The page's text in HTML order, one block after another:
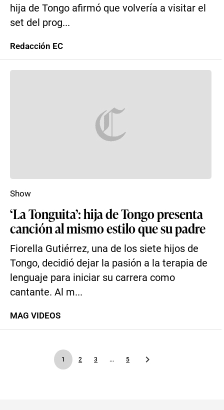
hija de Tongo afirmó que volvería a visitar el
set del prog...
Redacción EC
‘La Tonguita’: hija de Tongo presenta
canción al mismo estilo que su padre
Fiorella Gutiérrez, una de los siete hijos de
Tongo, decidió dejar la pasión a la terapia de
lenguaje para iniciar su carrera como
cantante. Al m...
Show
MAG VIDEOS
1 2 3 ... 5